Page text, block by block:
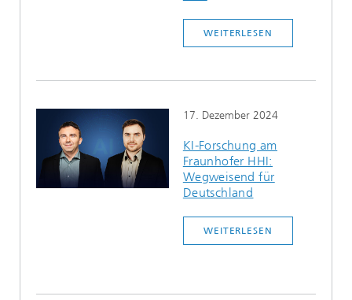
WEITERLESEN
17. Dezember 2024
KI-Forschung am
Fraunhofer HHI:
Wegweisend für
Deutschland
WEITERLESEN